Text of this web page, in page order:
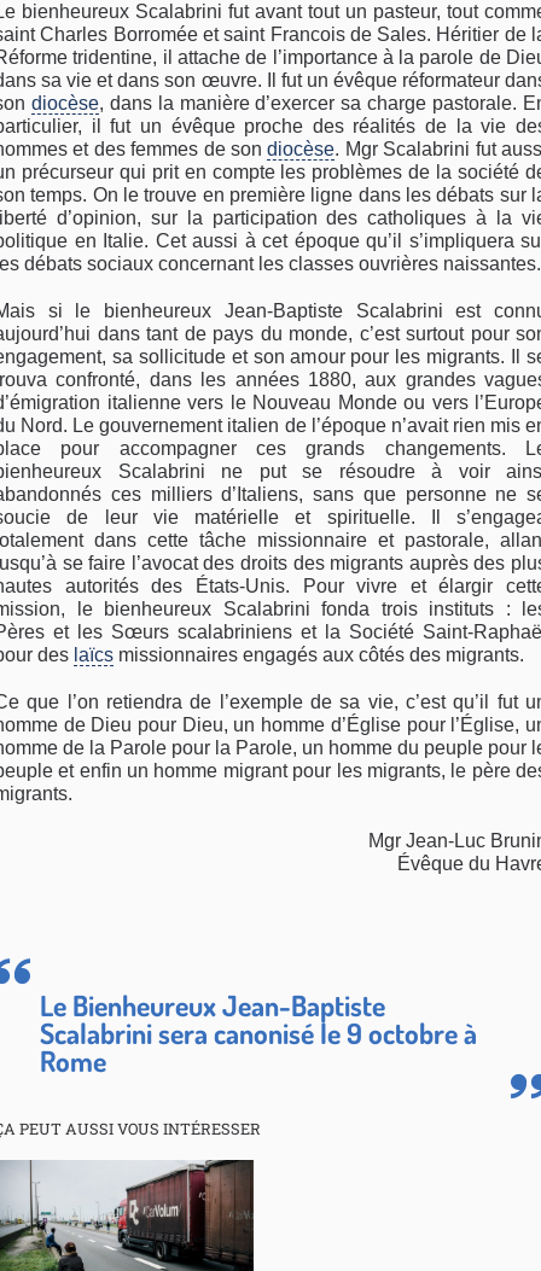
bienheureux Scalabrini fut avant tout un pasteur, tout
Charles Borromée et saint Francois de Sales. Héritier de
tridentine, il attache de l’importance à la parole de
sa vie et dans son œuvre. Il fut un évêque réformateur
diocèse, dans la manière d’exercer sa charge pastorale.
il fut un évêque proche des réalités de la vie
et des femmes de sondiocèse. Mgr Scalabrini fut
précurseur qui prit en compte les problèmes de la société
temps. On le trouve en première ligne dans les débats sur
d’opinion, sur la participation des catholiques à la
en Italie. Cet aussi à cet époque qu’il s’impliquera
débats sociaux concernant les classes ouvrières naissantes.
si le bienheureux Jean-Baptiste Scalabrini est
dans tant de pays du monde, c’est surtout pour
sa sollicitude et son amour pour les migrants. Il
confronté, dans les années 1880, aux grandes
italienne vers le Nouveau Monde ou vers
Nord. Le gouvernement italien de l’époque n’avait rien mis
pour accompagner ces grands changements.
Scalabrini ne put se résoudre à voir
ces milliers d’Italiens, sans que personne ne
de leur vie matérielle et spirituelle. Il
dans cette tâche missionnaire et pastorale,
se faire l’avocat des droits des migrants auprès des
autorités des États-Unis. Pour vivre et élargir
le bienheureux Scalabrini fonda trois instituts :
et les Sœurs scalabriniens et la Société Saint-
des laïcs missionnaires engagés aux côtés des migrants.
que l’on retiendra de l’exemple de sa vie, c’est qu’il fut
de Dieu pour Dieu, un homme d’Église pour l’Église,
de la Parole pour la Parole, un homme du peuple pour
et enfin un homme migrant pour les migrants, le père
Mgr Jean-Luc
Évêque du
Le Bienheureux Jean-Baptiste
Scalabrini sera canonisé le 9 octobre à
Rome
PEUT AUSSI VOUS INTÉRESSER